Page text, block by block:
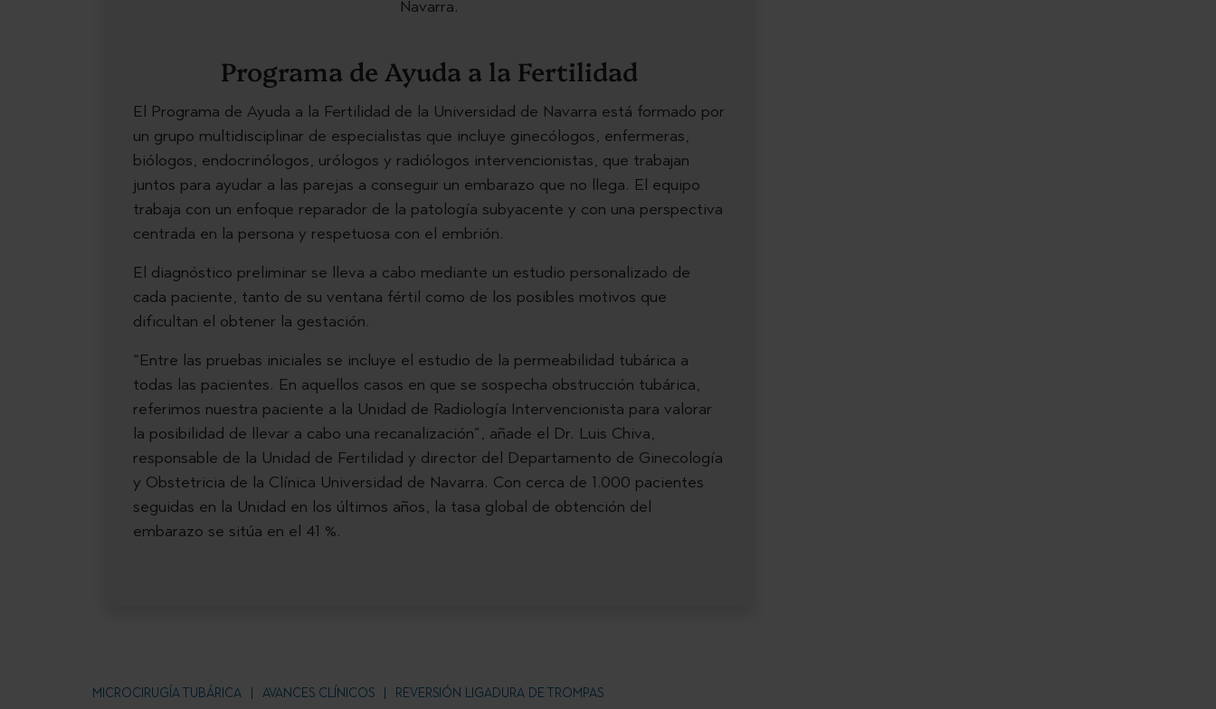
Programa de Ayuda a la Fertilidad
El Programa de Ayuda a la Fertilidad de la Universidad de Navarra está formado por
un grupo multidisciplinar de especialistas que incluye ginecólogos, enfermeras,
biólogos, endocrinólogos, urólogos y radiólogos intervencionistas, que trabajan
juntos para ayudar a las parejas a conseguir un embarazo que no llega. El equipo
trabaja con un enfoque reparador de la patología subyacente y con una perspectiva
centrada en la persona y respetuosa con el embrión.
El diagnóstico preliminar se lleva a cabo mediante un estudio personalizado de
cada paciente, tanto de su ventana fértil como de los posibles motivos que
dificultan el obtener la gestación.
“Entre las pruebas iniciales se incluye el estudio de la permeabilidad tubárica a
todas las pacientes. En aquellos casos en que se sospecha obstrucción tubárica,
referimos nuestra paciente a la Unidad de Radiología Intervencionista para valorar
la posibilidad de llevar a cabo una recanalización”, añade el Dr. Luis Chiva,
responsable de la Unidad de Fertilidad y director del Departamento de Ginecología
y Obstetricia de la Clínica Universidad de Navarra. Con cerca de 1.000 pacientes
seguidas en la Unidad en los últimos años, la tasa global de obtención del
embarazo se sitúa en el 41 %.
MICROCIRUGÍA TUBÁRICA AVANCES CLÍNICOS REVERSIÓN LIGADURA DE TROMPAS